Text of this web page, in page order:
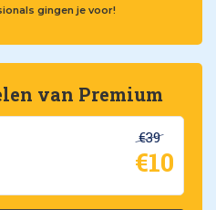
gingen je voor!
van Premium
€39
€10